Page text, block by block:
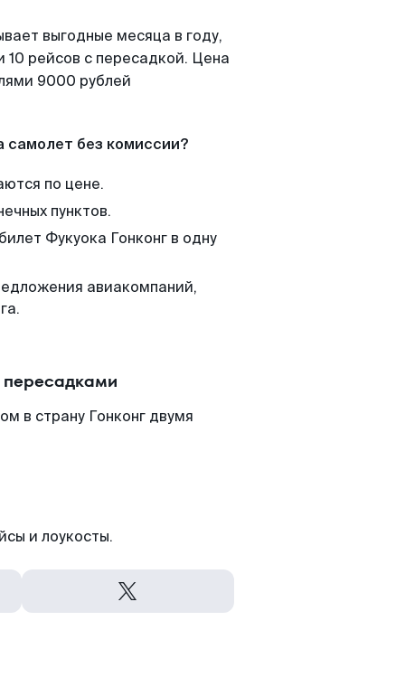
выгодные месяца в году,
рейсов с пересадкой. Цена
9000 рублей
самолет без комиссии?
по цене.
пунктов.
Фукуока Гонконг в одну
авиакомпаний,
пересадками
в страну Гонконг двумя
и лоукосты.